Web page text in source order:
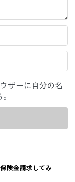
ザーに自分の名
険金請求してみ